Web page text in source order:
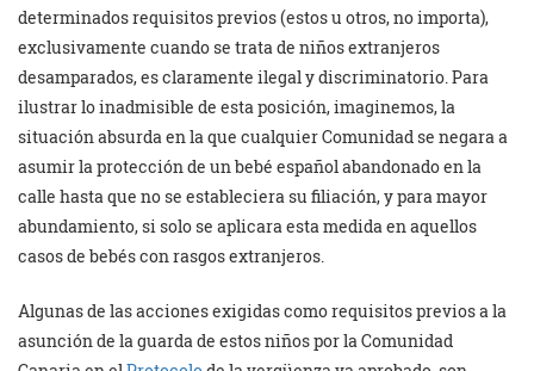
determinados requisitos previos (estos u otros, no importa),
exclusivamente cuando se trata de niños extranjeros
desamparados, es claramente ilegal y discriminatorio. Para
ilustrar lo inadmisible de esta posición, imaginemos, la
situación absurda en la que cualquier Comunidad se negara a
asumir la protección de un bebé español abandonado en la
calle hasta que no se estableciera su filiación, y para mayor
abundamiento, si solo se aplicara esta medida en aquellos
casos de bebés con rasgos extranjeros.
Algunas de las acciones exigidas como requisitos previos a la
asunción de la guarda de estos niños por la Comunidad